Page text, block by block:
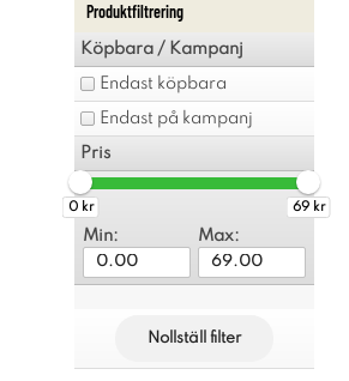
Produktfiltrering
Köpbara / Kampanj
Endast köpbara
Endast på kampanj
Pris
0 kr 69 kr
Min: Max:
Nollställ filter